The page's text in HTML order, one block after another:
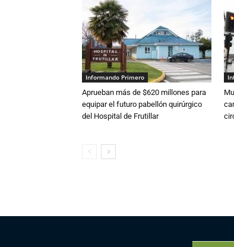
Informando Primero
Aprueban más de $620 millones para
equipar el futuro pabellón quirúrgico
del Hospital de Frutillar